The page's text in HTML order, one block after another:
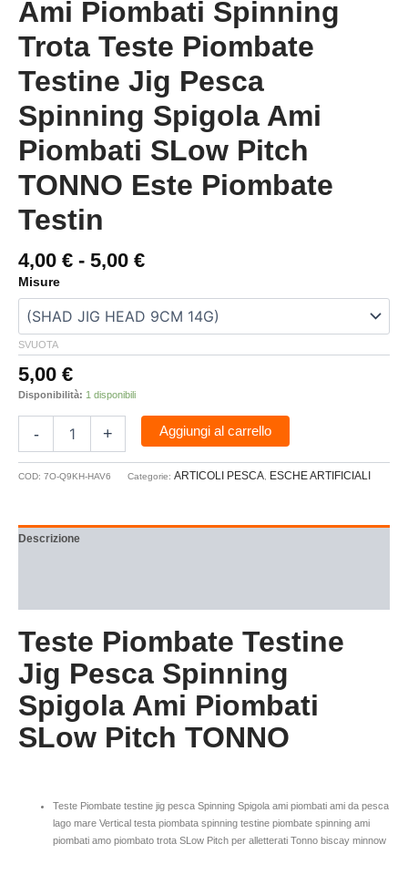
Ami Piombati Spinning
Trota Teste Piombate
Testine Jig Pesca
Spinning Spigola Ami
Piombati SLow Pitch
TONNO Este Piombate
Testin
4,00 € - 5,00 €
Misure
SVUOTA
5,00 €
Disponibilità: 1 disponibili
- + Aggiungi al carrello
COD: 7O-Q9KH-HAV6 Categorie: ARTICOLI PESCA, ESCHE ARTIFICIALI
Descrizione
Teste Piombate Testine
Jig Pesca Spinning
Spigola Ami Piombati
SLow Pitch TONNO
Teste Piombate testine jig pesca Spinning Spigola ami piombati ami da pesca
lago mare Vertical testa piombata spinning testine piombate spinning ami
piombati amo piombato trota SLow Pitch per alletterati Tonno biscay minnow